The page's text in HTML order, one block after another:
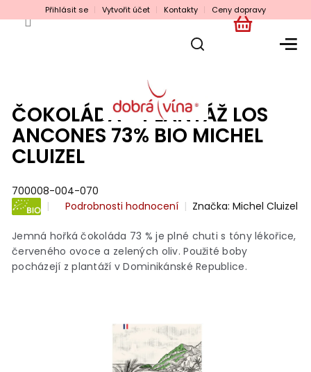
na
Přihlásit se Vytvořit účet Kontakty Ceny dopravy
NÁKUPNÍ
ČOKOLÁDA - PLANTÁŽ LOS
ANCONES 73% BIO MICHEL
CLUIZEL
700008-004-070
Průměrné
produktu
0,0
z
Podrobnosti hodnocení Značka: Michel Cluizel
Jemná hořká čokoláda 73 % je plné chuti s tóny lékořice,
červeného ovoce a zelených oliv. Použité boby
pocházejí z plantáží v Dominikánské Republice.